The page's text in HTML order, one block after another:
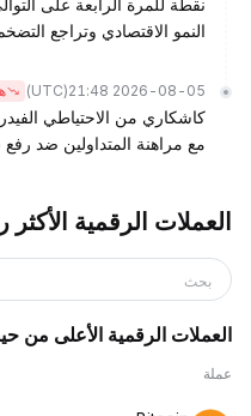
نقطة للمرة الرابعة على
النمو الاقتصادي وتراجع
2026-08-05 21:48
(UTC)
كاشكاري من الاحتياطي
مع مراهنة المتداولين ضد
العملات الرقمية الأكثر
بحث
العملات الرقمية الأعلى من
عملة